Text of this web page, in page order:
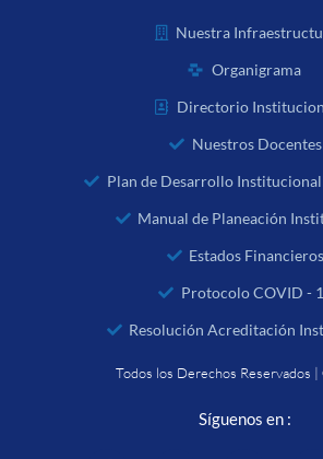
Nuestra
Organigrama
Directorio
Nuestros Docentes
Plan de Desarrollo
Manual de Planeación
Estados Financieros
Protocolo COVID -
Resolución Acreditación
Todos los Derechos Reservados
Síguenos en :